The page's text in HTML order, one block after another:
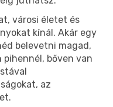
városi életet és
kínál. Akár egy
belevetni magad,
pihennél, bőven van
az